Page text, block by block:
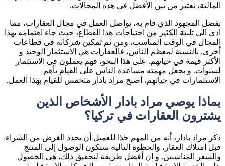
المالية، تعتبر من بين الأفضل في هذه المجالات.
بفضل المجهود الذي قام به، يواصل العمل في مجال العقارات، مما
ادى الى تلبية الكثير من احتياجات هذا القطاع، حيث جاء اهتمامه بهذا
المجال في الوقت المناسب، ومن ثم تمكين شركاته في قطاعات
أخرى. بالنسبة لمعظم الناس، فالعقارات هي الاستثمار الوحيد و
الأكثر قيمة في حياتهم. على هذا النحو، فهم يعملون في الاستثمار
لسنوات. و بجعل مهمته مساعدة الناس على القيام بأهم
الاستثمارات في حياتهم، أصبح مراد بادار متحمس للقيام بهذا العمل.
بماذا يوصي مراد بادار الأشخاص الذين
يشترون العقارات في تركيا؟
ذكر مراد بادار، أنه من المهم جدًا للعميل أن يحدد الغرض من الشراء
قبل امتلاك العقار، والخطوة التالية ستكون الوصول إلى المنتج
والسعر المناسبين. و ان أفضل طريقة لتحقيق ذلك، هي الحصول